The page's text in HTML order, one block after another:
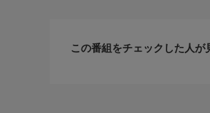
この番組をチェックした人が